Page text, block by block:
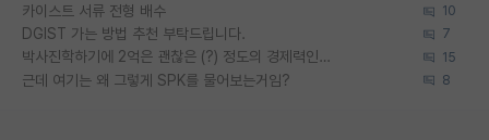
카이스트 서류 전형 배수 10
DGIST 가는 방법 추천 부탁드립니다. 7
박사진학하기에 2억은 괜찮은 (?) 정도의 경제력인가요 15
근데 여기는 왜 그렇게 SPK를 물어보는거임? 8